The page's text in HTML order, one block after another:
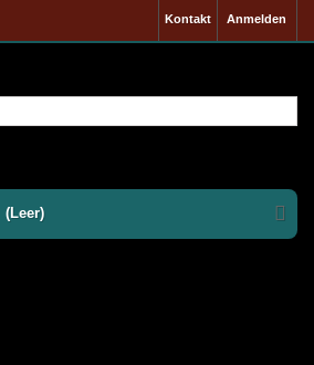
Anmelden
Kontakt
(Leer)